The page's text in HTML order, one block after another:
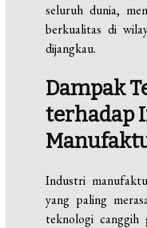
seluruh dunia,
berkualitas di
dijangkau.
Dampak
terhadap
Industri
yang paling
teknologi canggih